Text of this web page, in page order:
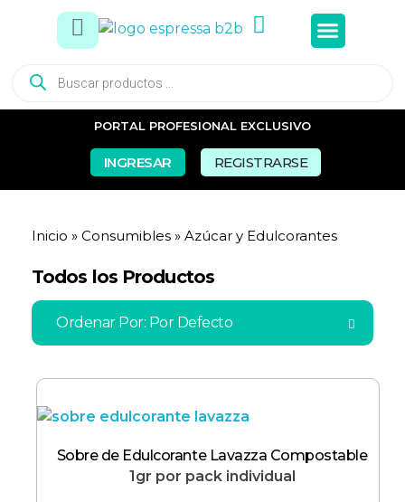
PORTAL PROFESIONAL EXCLUSIVO
INGRESAR REGISTRARSE
Inicio » Consumibles » Azúcar y Edulcorantes
Todos los Productos
Ordenar Por: Por Defecto
Sobre de Edulcorante Lavazza Compostable
1gr por pack individual